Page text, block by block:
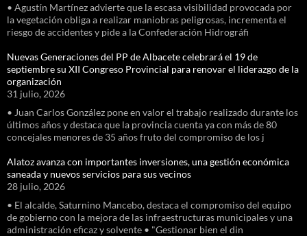
• Agustín Martínez advierte que la escasa visibilidad provocada por
la vegetación obliga a realizar maniobras peligrosas, incrementa el
riesgo de accidentes y pide a la Confederación Hidrográfi
Nuevas Generaciones del PP de Albacete celebrará el 19 de
septiembre su XII Congreso Provincial para renovar el liderazgo de la
organización
31 julio, 2026
• Juan Carlos González pone en valor el trabajo realizado durante los
últimos años y destaca que la provincia cuenta ya con más de 80
concejales menores de 35 años fruto del compromiso de los j
Alatoz avanza con importantes inversiones, una gestión económica
saneada y nuevos servicios para sus vecinos
28 julio, 2026
• El alcalde, Saturnino Mancebo, destaca el compromiso del equipo
de gobierno con la mejora de las infraestructuras municipales y una
administración eficaz y solvente • "Gestionar bien el din